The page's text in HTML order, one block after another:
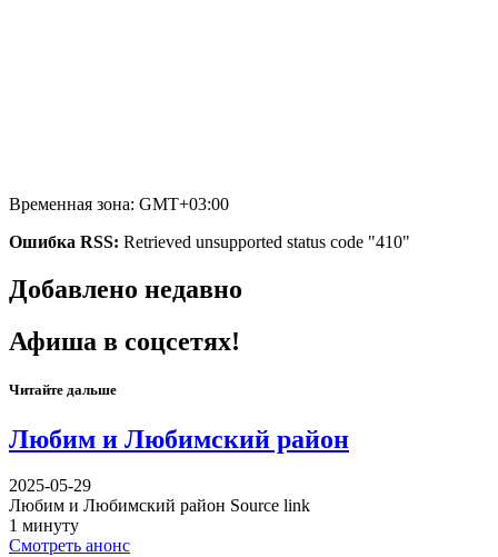
Временная зона: GMT+03:00
Ошибка RSS: Retrieved unsupported status code "410"
Добавлено недавно
Афиша в соцсетях!
Читайте дальше
Любим и Любимский район
2025-05-29
Любим и Любимский район Source link
1 минуту
Смотреть анонс